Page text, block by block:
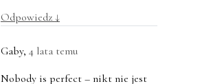
Odpowiedz ↓
Gaby, 4 lata temu
Nobody is perfect – nikt nie jest